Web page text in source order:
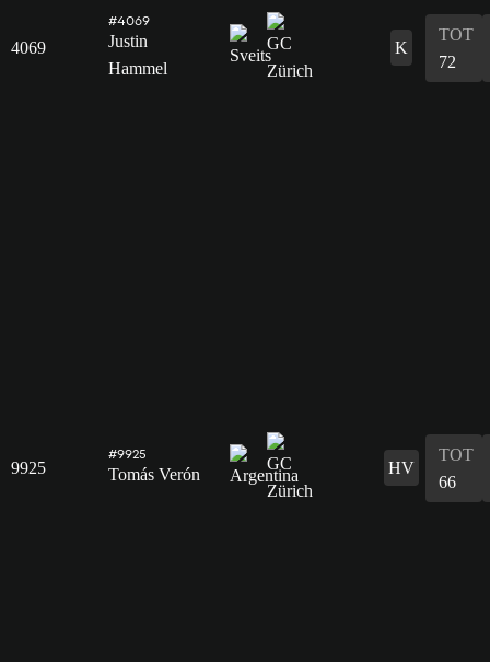
4069
#4069
Justin
Hammel
K
TOT
72
9925
#9925
Tomás Verón HV
TOT
66